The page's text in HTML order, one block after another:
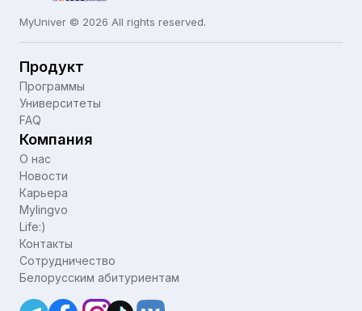
MyUniver © 2026 All rights reserved.
Продукт
Программы
Университеты
FAQ
Компания
О нас
Новости
Карьера
Mylingvo
Life:)
Контакты
Сотрудничество
Белорусским абитуриентам